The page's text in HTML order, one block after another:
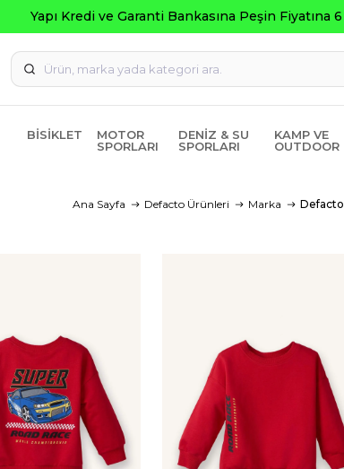
BISIKLET
MOTOR
SPORLARI
DENIZ & SU
SPORLARI
KAMP VE
OUTDOOR
Ana Sayfa Defacto Ürünleri Marka Defacto